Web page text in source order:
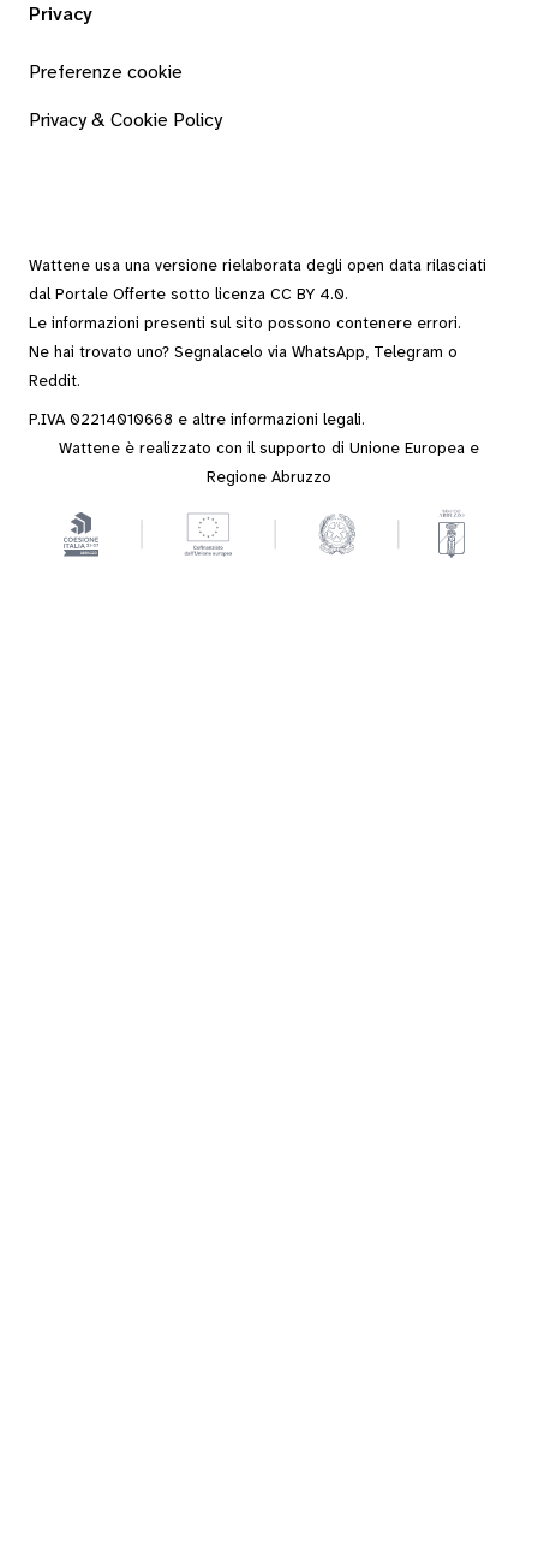
Privacy
Preferenze cookie
Privacy & Cookie Policy
Wattene usa una versione rielaborata degli open data rilasciati
dal Portale Offerte sotto licenza CC BY 4.0.
Le informazioni presenti sul sito possono contenere errori.
Ne hai trovato uno? Segnalacelo via WhatsApp, Telegram o
Reddit.
P.IVA 02214010668 e altre informazioni legali.
Wattene è realizzato con il supporto di Unione Europea e
Regione Abruzzo